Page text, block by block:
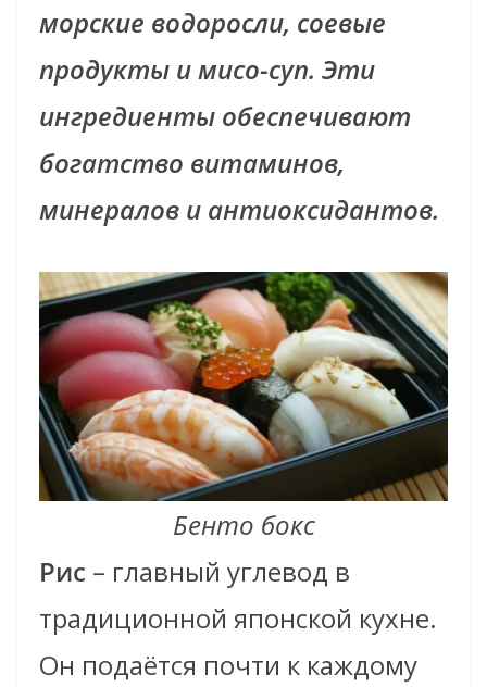
морские водоросли, соевые
продукты и мисо-суп. Эти
ингредиенты обеспечивают
богатство витаминов,
минералов и антиоксидантов.
Бенто бокс
Рис – главный углевод в
традиционной японской кухне.
Он подаётся почти к каждому